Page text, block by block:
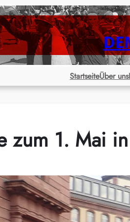
StartseiteÜber uns
zum 1. Mai